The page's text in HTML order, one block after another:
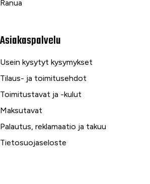
Ranua
Asiakaspalvelu
Usein kysytyt kysymykset
Tilaus- ja toimitusehdot
Toimitustavat ja -kulut
Maksutavat
Palautus, reklamaatio ja takuu
Tietosuojaseloste